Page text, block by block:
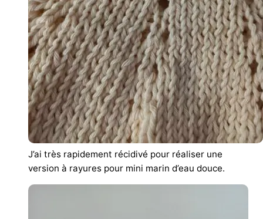
J’ai très rapidement récidivé pour réaliser une
version à rayures pour mini marin d’eau douce.